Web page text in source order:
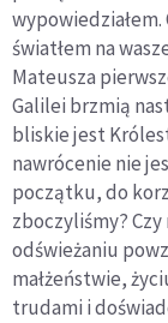
światłem na
Mateusza
Galilei brzmią
bliskie jest
nawrócenie nie
początku, do
zboczyliśmy?
odświeżaniu
małżeństwie,
trudami i